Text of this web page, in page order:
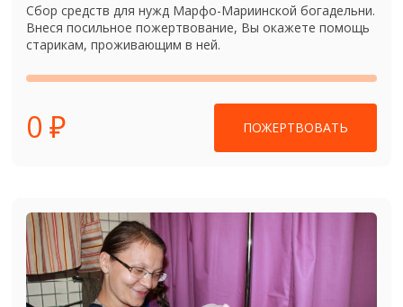
Сбор средств для нужд Марфо-Мариинской богадельни.
Внеся посильное пожертвование, Вы окажете помощь
старикам, проживающим в ней.
0 ₽ ПОЖЕРТВОВАТЬ